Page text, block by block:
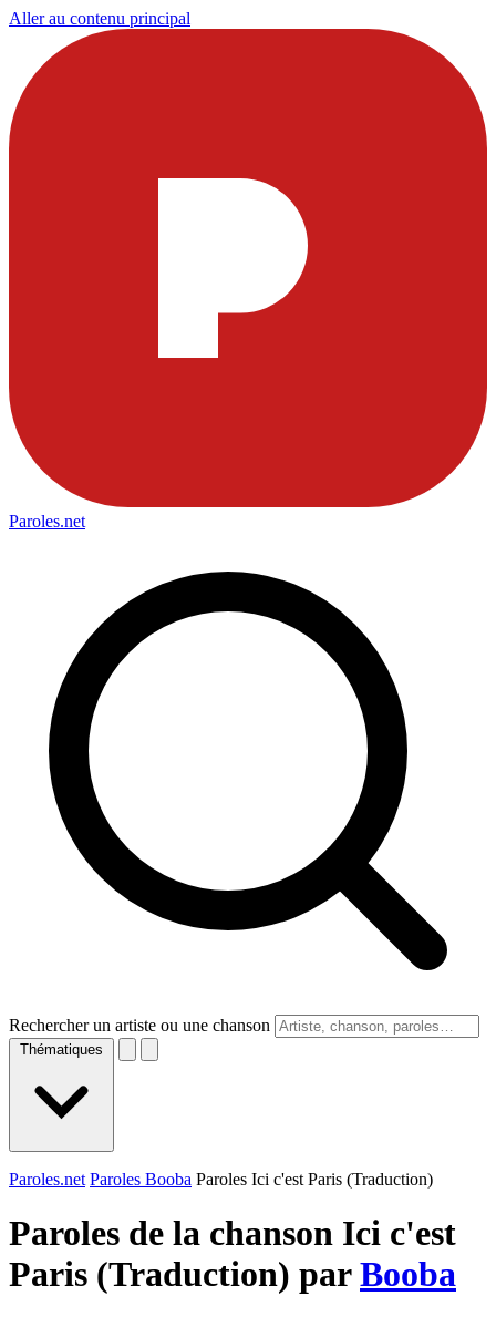
Aller au contenu principal
Paroles.net
Rechercher un artiste ou une chanson
Thématiques
Paroles.net Paroles Booba Paroles Ici c'est Paris (Traduction)
Paroles de la chanson Ici c'est
Paris (Traduction) parBooba